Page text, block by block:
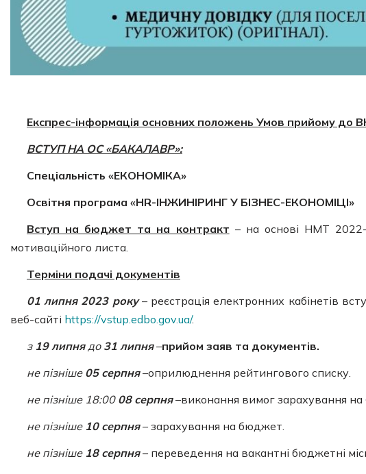
Експрес-інформація основних положень Умов прийому до
ВСТУП НА ОС «БАКАЛАВР»:
Спеціальність «ЕКОНОМІКА»
Освітня програма «HR-ІНЖИНІРИНГ У БІЗНЕС-ЕКОНОМІЦІ»
Вступ на бюджет та на контракт – на основі НМТ
мотиваційного листа.
Терміни подачі документів
01 липня 2023 року– реєстрація електронних кабінетів
веб-сайті https://vstup.edbo.gov.ua/.
з19 липня до31 липня–прийом заяв та документів.
не пізніше 05 серпня–оприлюднення рейтингового списку.
не пізніше 18:00 08 серпня–виконання вимог зарахування
не пізніше 10 серпня– зарахування на бюджет.
не пізніше 18 серпня– переведення на вакантні бюджетні